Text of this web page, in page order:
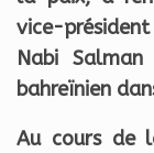
vice-
Nabi
bahreïnien
Au cours de